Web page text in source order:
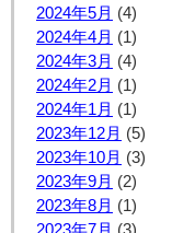
2024年5月 (4)
2024年4月 (1)
2024年3月 (4)
2024年2月 (1)
2024年1月 (1)
2023年12月 (5)
2023年10月 (3)
2023年9月 (2)
2023年8月 (1)